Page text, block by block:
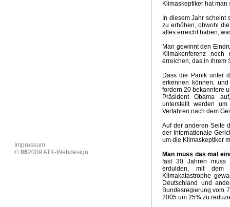
Wintervorhersage 2024/
Zusammenbruch der Ampelkoalition
US Wahlen 2024
Aus vom Verbrenneraus
Wie realistisch ist Net - Zero
Neoliberalismuns und Klimawandel
Klimaaktivismus,
Milder Winter 2024 - Ausblick März
Habecks
Klimaschutz Projekt der Eliten
Der Anti Arbeiter- und
Zirkulationeanomalien und Klimaschwankungen in
Stromrationierung für Wärmepumpen und Elektroautos
Heizhammer - CO2 und Kosteneinsparung
Risse im
Irrationale Klima- und Energiepolitik
Hitzepanik in den
Sommer 2023 Zwischenbilanz
Verlogener
Habecks Sieg - Niederlage
Grüner Angriff auf die Mitte der
Klimapropaganda und
Ursache Klimawandel Deutschland
Höllenritt nach Net -
Weiße Weihnachten
Kohle -
Klimapropaganda pur
US Supreme Court Klima
Wirkungsloses EU Ölembargo gegen Russland
24. Februar 2022
Umweltzerstörung
Impressum
© 062009 ATK-Webdesign
Klimaskeptiker hat man
In diesem Jahr scheint
zu erhöhen, obwohl
alles erreicht haben,
Man gewinnt den
Klimakonferenz
erreichen, das in ihrem
Dass die Panik unter
erkennen können,
fordern 20 bekanntere
Präsident Obama
unterstellt werden
Verfahren nach dem
Auf der anderen Seite
der Internationale
um die Klimaskeptiker
Man muss das mal
fast 30 Jahren muss
erdulden, mit dem
Klimakatastrophe
Deutschland und
Bundesregierung vom
2005 um 25% zu